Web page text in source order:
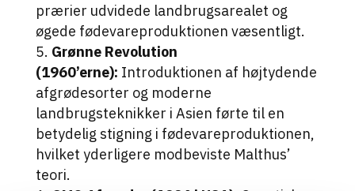
prærier udvidede landbrugsarealet og
øgede fødevareproduktionen væsentligt.
Grønne Revolution
(1960’erne): Introduktionen af højtydende
afgrødesorter og moderne
landbrugsteknikker i Asien førte til en
betydelig stigning i fødevareproduktionen,
hvilket yderligere modbeviste Malthus’
teori.